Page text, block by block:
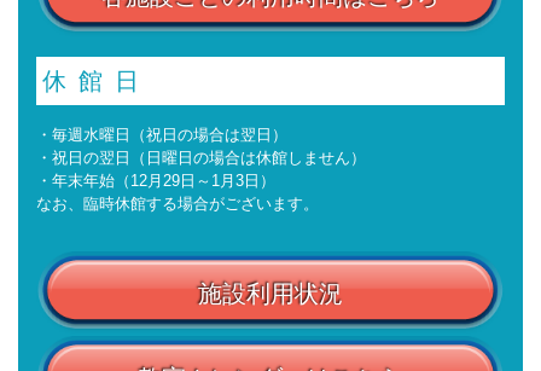
休館日
・毎週水曜日（祝日の場合は翌日）
・祝日の翌日（日曜日の場合は休館しません）
・年末年始（12月29日～1月3日）
なお、臨時休館する場合がございます。
施設利用状況